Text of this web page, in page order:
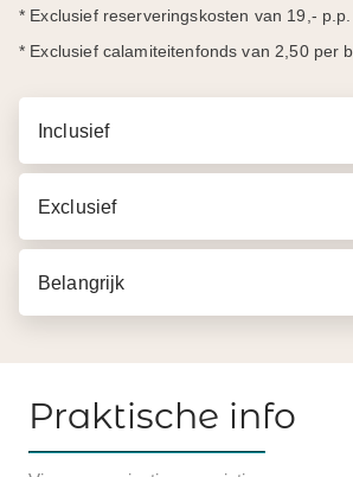
* Exclusief reserveringskosten van 19,-
* Exclusief calamiteitenfonds van 2,50 per
Inclusief
Exclusief
Belangrijk
Inbegrepen in de prijs
Praktische info